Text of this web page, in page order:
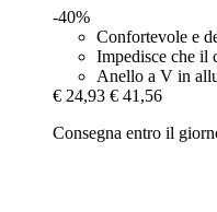
-40%
Confortevole e
Impedisce che il
Anello a V in
€ 24,93 € 41,56
Consegna entro il